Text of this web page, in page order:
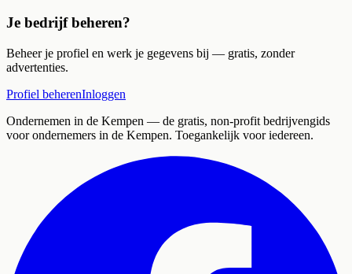
Je bedrijf beheren?
Beheer je profiel en werk je gegevens bij — gratis, zonder
advertenties.
Profiel beherenInloggen
Ondernemen in de Kempen — de gratis, non-profit bedrijvengids
voor ondernemers in de Kempen. Toegankelijk voor iedereen.